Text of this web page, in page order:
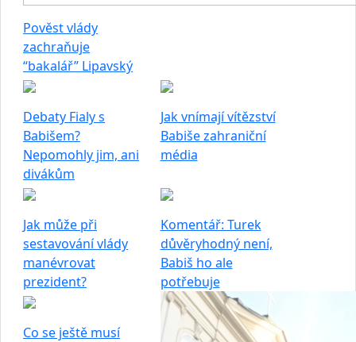
Pověst vlády
zachraňuje
“bakalář” Lipavský
Debaty Fialy s
Babišem?
Nepomohly jim, ani
divákům
Jak vnímají vítězství
Babiše zahraniční
média
Jak může při
sestavování vlády
manévrovat
prezident?
Komentář: Turek
důvěryhodný není,
Babiš ho ale
potřebuje
Co se ještě musí